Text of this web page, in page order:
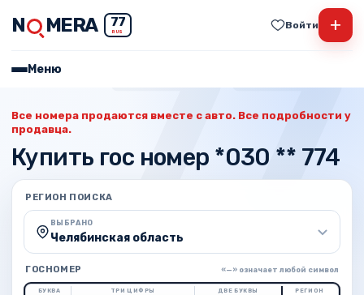
N MERA 77
RUS
Войти +
Меню
Все номера продаются вместе с авто. Все подробности у
продавца.
Купить гос номер *030 ** 774
РЕГИОН ПОИСКА
ВЫБРАНО
Челябинская область
ГОСНОМЕР «—» означает любой символ
БУКВА ТРИ ЦИФРЫ ДВЕ БУКВЫ РЕГИОН